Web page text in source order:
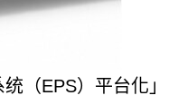
（EPS）平台化」